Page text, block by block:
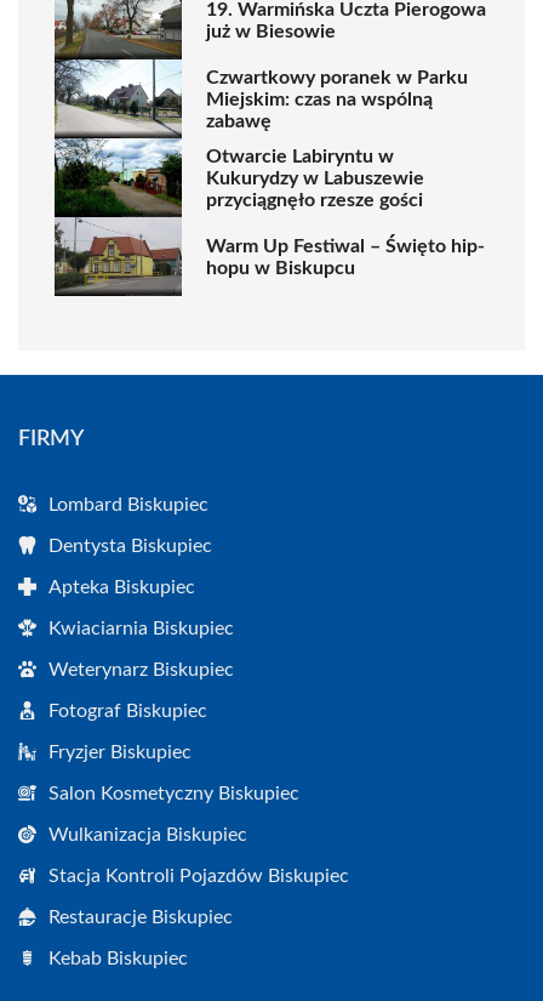
19. Warmińska Uczta Pierogowa
już w Biesowie
Czwartkowy poranek w Parku
Miejskim: czas na wspólną
zabawę
Otwarcie Labiryntu w
Kukurydzy w Labuszewie
przyciągnęło rzesze gości
Warm Up Festiwal – Święto hip-
hopu w Biskupcu
FIRMY
Lombard Biskupiec
Dentysta Biskupiec
Apteka Biskupiec
Kwiaciarnia Biskupiec
Weterynarz Biskupiec
Fotograf Biskupiec
Fryzjer Biskupiec
Salon Kosmetyczny Biskupiec
Wulkanizacja Biskupiec
Stacja Kontroli Pojazdów Biskupiec
Restauracje Biskupiec
Kebab Biskupiec